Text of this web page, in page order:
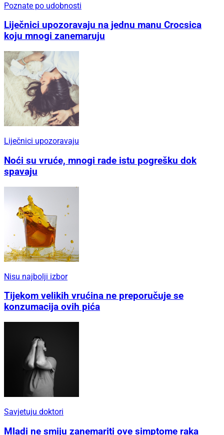
Poznate po udobnosti
Liječnici upozoravaju na jednu manu Crocsica
koju mnogi zanemaruju
Liječnici upozoravaju
Noći su vruće, mnogi rade istu pogrešku dok
spavaju
Nisu najbolji izbor
Tijekom velikih vrućina ne preporučuje se
konzumacija ovih pića
Savjetuju doktori
Mladi ne smiju zanemariti ove simptome raka